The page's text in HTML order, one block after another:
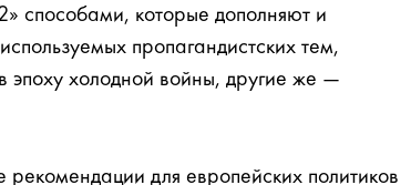
способами, которые дополняют и
пропагандистских тем,
эпоху холодной войны, другие же —
рекомендации для европейских политиков